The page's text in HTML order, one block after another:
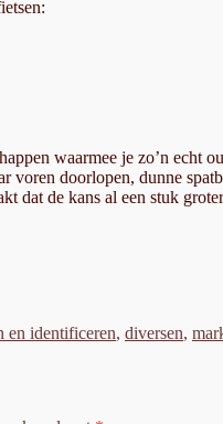
waarmee je zo’n
voren doorlopen, dunne
dat de kans al een stuk
en identificeren, diversen,